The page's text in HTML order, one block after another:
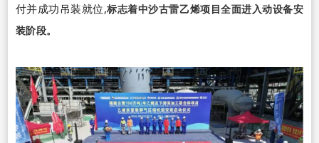
付并成功吊装就位,标志着中沙古雷乙烯项目全面进入动设备安
装阶段。